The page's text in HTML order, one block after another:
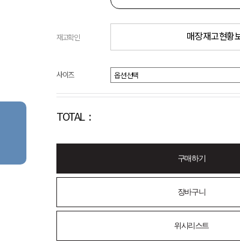
재고확인 매장 재고 현황
사이즈
TOTAL :
구매하기
장바구니
위시리스트